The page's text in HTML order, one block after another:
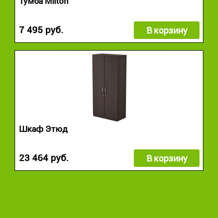
7 495 руб. В корзину
Шкаф Этюд
23 464 руб. В корзину